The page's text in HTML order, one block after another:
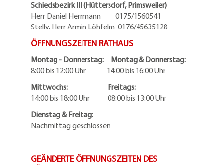
Schiedsbezirk III (Hüttersdorf, Primsweiler)
Herr Daniel Herrmann 0175/1560541
Stellv. Herr Armin Löhfelm 0176/45635128
ÖFFNUNGSZEITEN RATHAUS
Montag - Donnerstag: Montag & Donnerstag:
8:00 bis 12:00 Uhr 14:00 bis 16:00 Uhr
Mittwochs: Freitags:
14:00 bis 18:00 Uhr 08:00 bis 13:00 Uhr
Dienstag & Freitag:
Nachmittag geschlossen
GEÄNDERTE ÖFFNUNGSZEITEN DES